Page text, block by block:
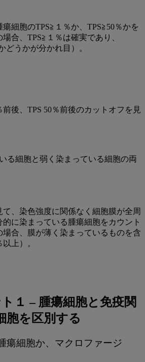
細胞のTPS≧１％か、TPS≧50％かを
場合、TPS≧１％は確実であり、
どうかが分かれ目）。
前後、TPS 50％前後のカットオフを見
る細胞と弱く染まっている細胞の両
て、染色強度に関係なく細胞膜が全周
的に染まっている腫瘍細胞をカウント
場合、膜が薄く染まっているものを含
上）。
１ – 腫瘍細胞と免疫関
胞を区別する
瘍細胞か、マクロファージ